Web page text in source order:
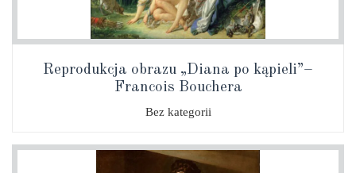
Reprodukcja obrazu „Diana po kąpieli”–
Francois Bouchera
Bez kategorii